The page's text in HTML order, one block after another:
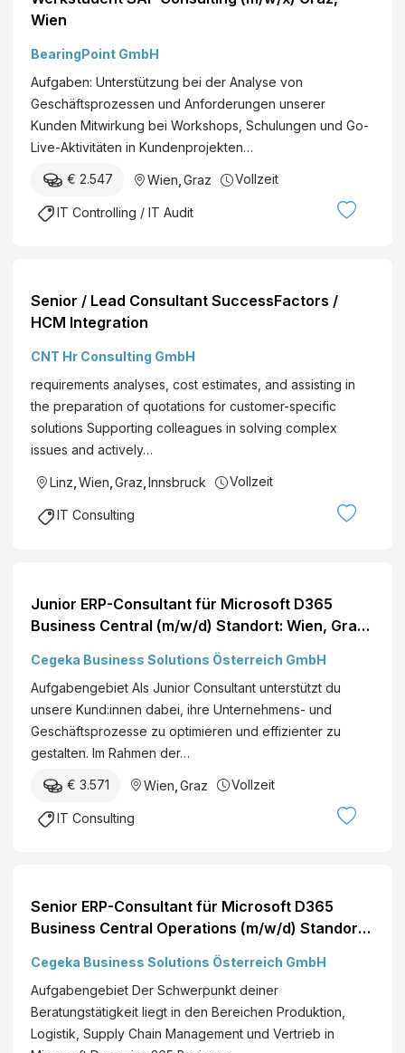
Wien
BearingPoint GmbH
Aufgaben: Unterstützung bei der Analyse von
Geschäftsprozessen und Anforderungen unserer
Kunden Mitwirkung bei Workshops, Schulungen und Go-
Live-Aktivitäten in Kundenprojekten…
€ 2.547 Wien Graz Vollzeit
IT Controlling / IT Audit
Senior / Lead Consultant SuccessFactors /
HCM Integration
CNT Hr Consulting GmbH
requirements analyses, cost estimates, and assisting in
the preparation of quotations for customer-specific
solutions Supporting colleagues in solving complex
issues and actively…
Linz Wien Graz Innsbruck Vollzeit
IT Consulting
Junior ERP-Consultant für Microsoft D365
Business Central (m/w/d) Standort: Wien, Graz,
unterschiedlicher Unternehmen kennenlernen,
nach modernen Projektmanagementmethoden
arbeiten, in einem erfahrenen Team...
Cegeka Business Solutions Österreich GmbH
Aufgabengebiet Als Junior Consultant unterstützt du
unsere Kund:innen dabei, ihre Unternehmens- und
Geschäftsprozesse zu optimieren und effizienter zu
gestalten. Im Rahmen der…
€ 3.571 Wien Graz Vollzeit
IT Consulting
Senior ERP-Consultant für Microsoft D365
Business Central Operations (m/w/d) Standort:
Beratungserfahrung in ERP-Projekten
gesammelt, kennst die wesentlichen
Industrieprozesse und kannst Kund:innen von
Sta...
Cegeka Business Solutions Österreich GmbH
Aufgabengebiet Der Schwerpunkt deiner
Beratungstätigkeit liegt in den Bereichen Produktion,
Logistik, Supply Chain Management und Vertrieb in